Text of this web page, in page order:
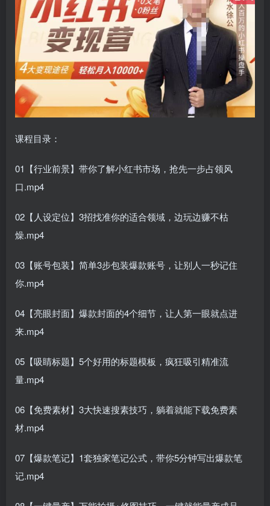
课程目录：
01【行业前景】带你了解小红书市场，抢先一步占领风
口.mp4
02【人设定位】3招找准你的适合领域，边玩边赚不枯
燥.mp4
03【账号包装】简单3步包装爆款账号，让别人一秒记住
你.mp4
04【亮眼封面】爆款封面的4个细节，让人第一眼就点进
来.mp4
05【吸睛标题】5个好用的标题模板，疯狂吸引精准流
量.mp4
06【免费素材】3大快速搜素技巧，躺着就能下载免费素
材.mp4
07【爆款笔记】1套独家笔记公式，带你5分钟写出爆款笔
记.mp4